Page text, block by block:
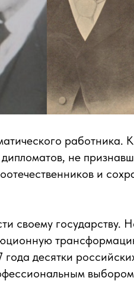
работника.
не
и
своему государству.
десятки